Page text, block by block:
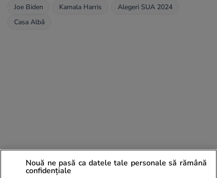
Joe Biden Kamala Harris
Alegeri SUA 2024
Casa Albă
Nouă ne pasă ca datele tale personale să rămână
confidențiale